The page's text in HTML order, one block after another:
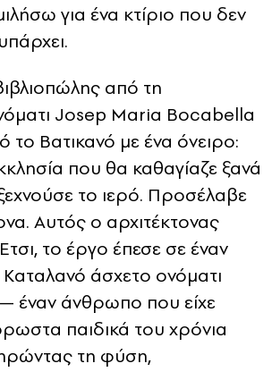
για ένα κτίριο που δεν
από τη
Josep Maria Bocabella
το Βατικανό με ένα όνειρο:
που θα καθαγίαζε ξανά
το ιερό. Προσέλαβε
Αυτός ο αρχιτέκτονας
το έργο έπεσε σε έναν
άσχετο ονόματι
έναν άνθρωπο που είχε
παιδικά του χρόνια
τη φύση,